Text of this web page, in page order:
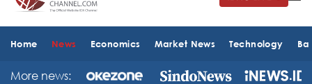
Home News Economics Market News Technology
More news: